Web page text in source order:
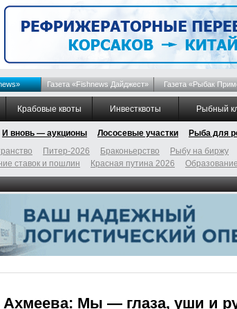
Газета «Fishnews Дайджест» Газета «Рыбак
Крабовые квоты Инвестквоты Рыбный
И вновь — аукционы Лососевые участки Рыба для
Питер-2026 Браконьерство Рыбу на биржу
ставок и пошлин Красная путина 2026
Ахмеева: Мы — глаза, уши и